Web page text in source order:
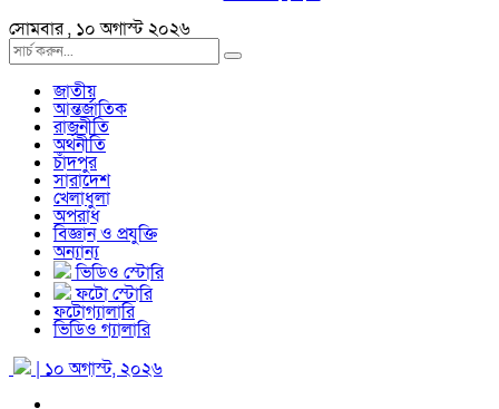
সোমবার , ১০ অগাস্ট ২০২৬
জাতীয়
আন্তর্জাতিক
রাজনীতি
অর্থনীতি
চাঁদপুর
সারাদেশ
খেলাধুলা
অপরাধ
বিজ্ঞান ও প্রযুক্তি
অন্যান্য
ভিডিও স্টোরি
ফটো স্টোরি
ফটোগ্যালারি
ভিডিও গ্যালারি
| ১০ অগাস্ট, ২০২৬